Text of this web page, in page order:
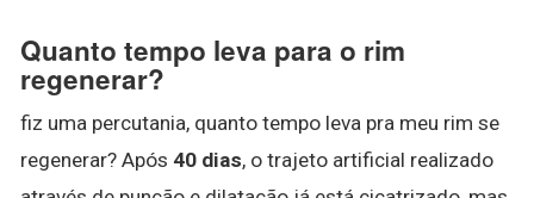
Quanto tempo leva para o rim
regenerar?
fiz uma percutania, quanto tempo leva pra meu rim se
regenerar? Após 40 dias, o trajeto artificial realizado